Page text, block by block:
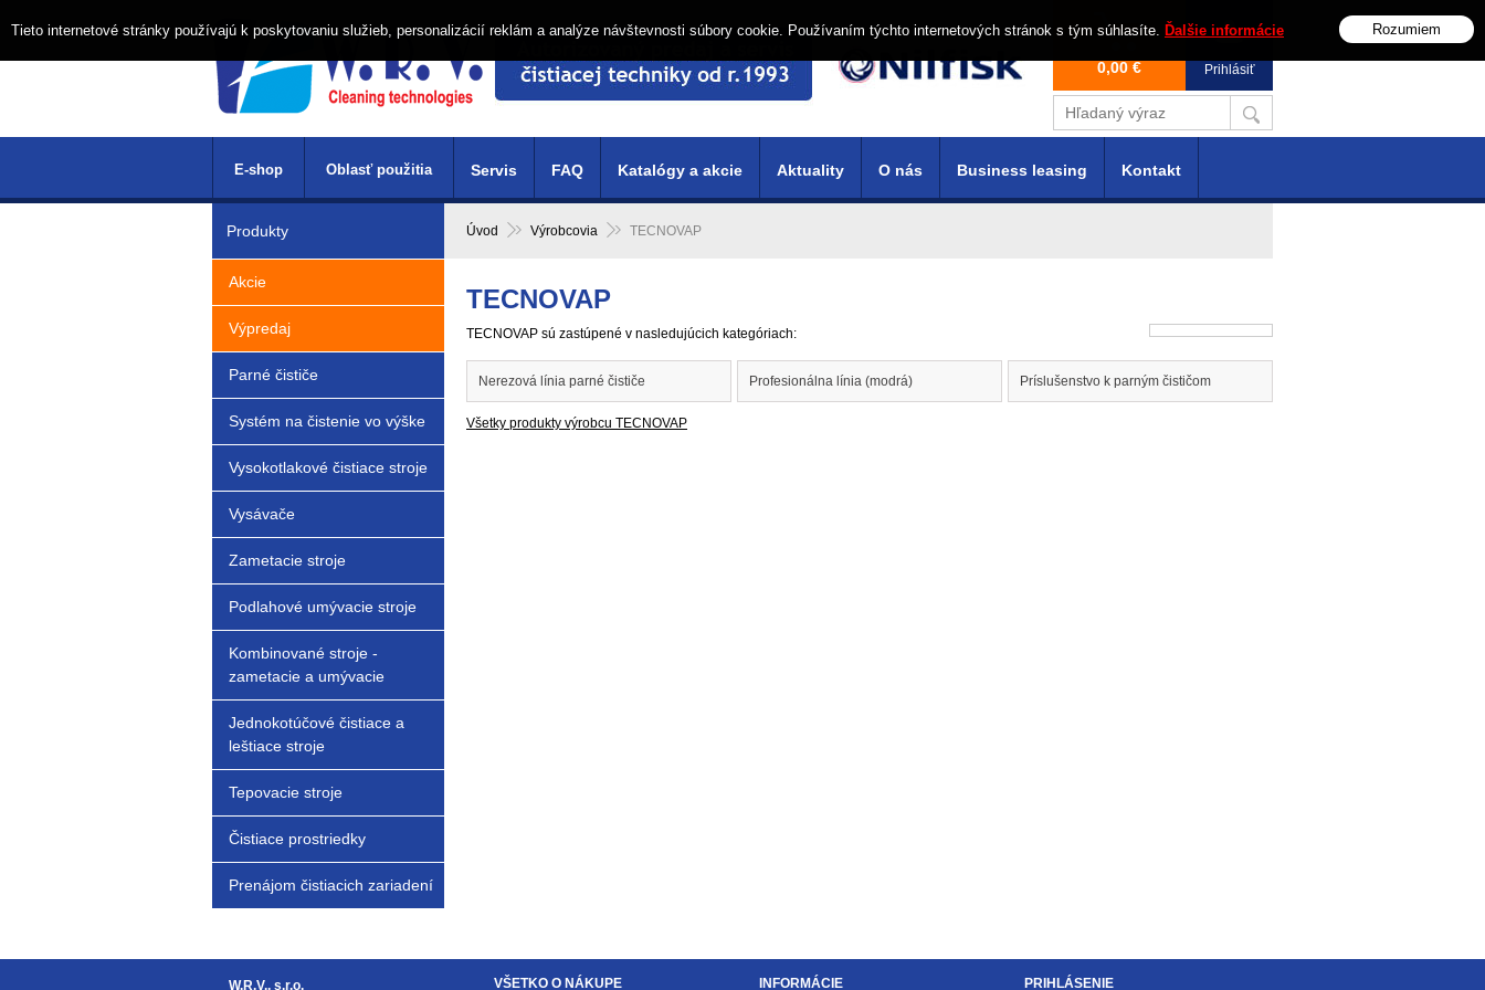
Prihlásiť
0,00 €
Úvod Výrobcovia TECNOVAP
TECNOVAP
TECNOVAP sú zastúpené v nasledujúcich kategóriach:
Nerezová línia parné čističe Profesionálna línia (modrá) Príslušenstvo k parným čističom
Všetky produkty výrobcu TECNOVAP
Produkty
Akcie
Výpredaj
Parné čističe
Systém na čistenie vo výške
Vysokotlakové čistiace stroje
Vysávače
Zametacie stroje
Podlahové umývacie stroje
Kombinované stroje -
zametacie a umývacie
Jednokotúčové čistiace a
leštiace stroje
Tepovacie stroje
Čistiace prostriedky
Prenájom čistiacich zariadení
E-shop Oblasť použitia Servis FAQ Katalógy a akcie Aktuality O nás Business leasing Kontakt
W.R.V., s.r.o. VŠETKO O NÁKUPE INFORMÁCIE PRIHLÁSENIE
Tieto internetové stránky používajú k poskytovaniu služieb, personalizácií reklám a analýze návštevnosti súbory cookie. Používaním týchto internetových stránok s tým súhlasíte. Ďalšie informácie Rozumiem